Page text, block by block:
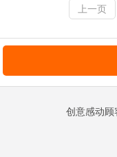
上一页
创意感动顾